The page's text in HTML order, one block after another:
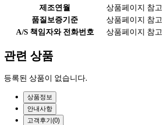
제조연월
상품페이지 참고
품질보증기준
상품페이지 참고
A/S 책임자와 전화번호
상품페이지 참고
관련 상품
등록된 상품이 없습니다.
상품정보
안내사항
고객후기(0)